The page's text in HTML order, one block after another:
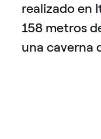
realizado en
158 metros
una caverna